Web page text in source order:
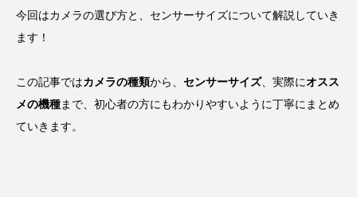
今回はカメラの選び方と、センサーサイズについて解説していき
ます！
この記事ではカメラの種類から、 センサーサイズ、実際にオスス
メの機種まで、初心者の方にもわかりやすいように丁寧にまとめ
ていきます。